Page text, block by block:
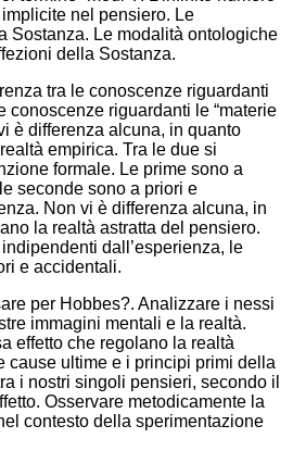
nel pensiero. Le
Sostanza. Le modalità ontologiche
della Sostanza.
tra le conoscenze riguardanti
conoscenze riguardanti le “materie
è differenza alcuna, in quanto
empirica. Tra le due si
formale. Le prime sono a
seconde sono a priori e
Non vi è differenza alcuna, in
la realtà astratta del pensiero.
dall’esperienza, le
e accidentali.
per Hobbes?. Analizzare i nessi
immagini mentali e la realtà.
effetto che regolano la realtà
cause ultime e i principi primi della
i nostri singoli pensieri, secondo il
Osservare metodicamente la
contesto della sperimentazione